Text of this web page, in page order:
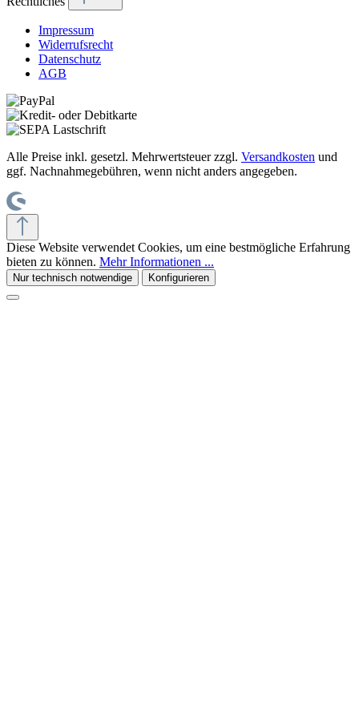
Impressum
Widerrufsrecht
Datenschutz
AGB
Alle Preise inkl. gesetzl. Mehrwertsteuer zzgl. Versandkosten und
ggf. Nachnahmegebühren, wenn nicht anders angegeben.
Diese Website verwendet Cookies, um eine bestmögliche Erfahrung
bieten zu können. Mehr Informationen ...
Nur technisch notwendige Konfigurieren